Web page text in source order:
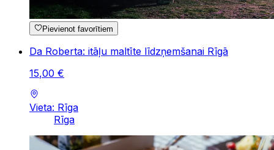
Pievienot favorītiem
Da Roberta: itāļu maltīte līdzņemšanai Rīgā
15,00 €
Vieta: Rīga
Rīga